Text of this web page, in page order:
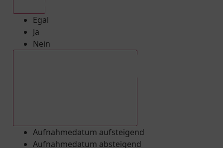
Egal
Ja
Nein
Aufnahmedatum aufsteigend
Aufnahmedatum absteigend